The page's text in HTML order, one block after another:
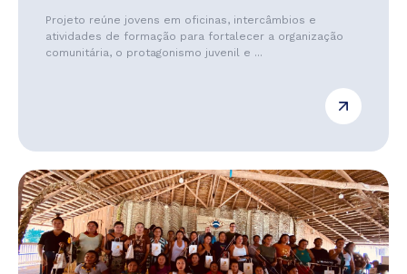
Projeto reúne jovens em oficinas, intercâmbios e
atividades de formação para fortalecer a organização
comunitária, o protagonismo juvenil e ...